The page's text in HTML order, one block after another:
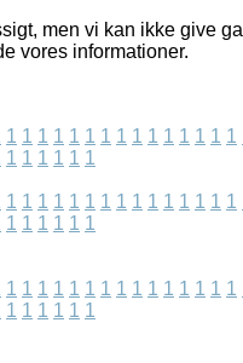
men vi kan ikke give
vores informationer.
1 1 1 1 1 1 1 1 1 1 1 1 1 1 1
1 1 1 1 1 1
1 1 1 1 1 1 1 1 1 1 1 1 1 1 1
1 1 1 1 1 1
1 1 1 1 1 1 1 1 1 1 1 1 1 1 1
1 1 1 1 1 1